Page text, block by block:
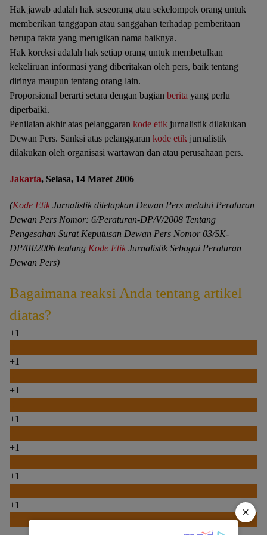
Hak jawab adalah hak seseorang atau sekelompok orang untuk
memberikan tanggapan atau sanggahan terhadap pemberitaan
berupa fakta yang merugikan nama baiknya.
Hak koreksi adalah hak setiap orang untuk membetulkan
kekeliruan informasi yang diberitakan oleh pers, baik tentang
dirinya maupun tentang orang lain.
Proporsional berarti setara dengan bagian berita yang perlu
diperbaiki.
Penilaian akhir atas pelanggaran kode etik jurnalistik dilakukan
Dewan Pers. Sanksi atas pelanggaran kode etik jurnalistik
dilakukan oleh organisasi wartawan dan atau perusahaan pers.
Jakarta, Selasa, 14 Maret 2006
(Kode Etik Jurnalistik ditetapkan Dewan Pers melalui Peraturan
Dewan Pers Nomor: 6/Peraturan-DP/V/2008 Tentang
Pengesahan Surat Keputusan Dewan Pers Nomor 03/SK-
DP/III/2006 tentang Kode Etik Jurnalistik Sebagai Peraturan
Dewan Pers)
Bagaimana reaksi Anda tentang artikel
diatas?
+1
+1
+1
+1
+1
+1
+1
×